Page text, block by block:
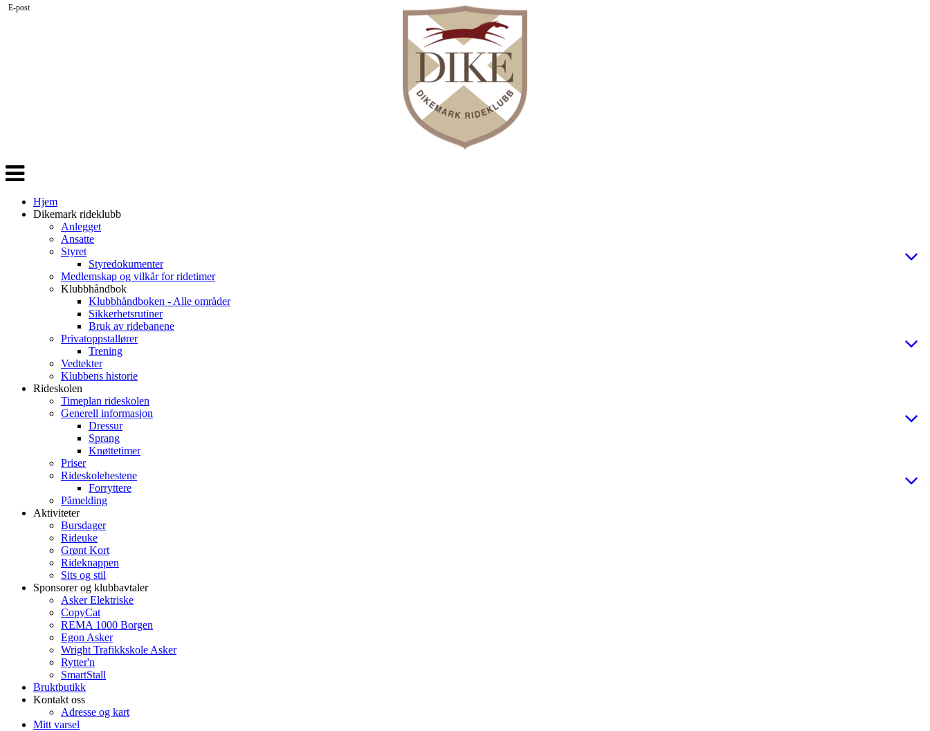
Veksle
navigasjon
Hjem
Dikemark rideklubb
Anlegget
Ansatte
Styret
Styredokumenter
Medlemskap og vilkår for ridetimer
Klubbhåndbok
Klubbhåndboken - Alle områder
Sikkerhetsrutiner
Bruk av ridebanene
Privatoppstallører
Trening
Vedtekter
Klubbens historie
Rideskolen
Timeplan rideskolen
Generell informasjon
Dressur
Sprang
Knøttetimer
Priser
Rideskolehestene
Forryttere
Påmelding
Aktiviteter
Bursdager
Rideuke
Grønt Kort
Rideknappen
Sits og stil
Sponsorer og klubbavtaler
Asker Elektriske
CopyCat
REMA 1000 Borgen
Egon Asker
Wright Trafikkskole Asker
Rytter'n
SmartStall
Bruktbutikk
Kontakt oss
Adresse og kart
Mitt varsel
E-post